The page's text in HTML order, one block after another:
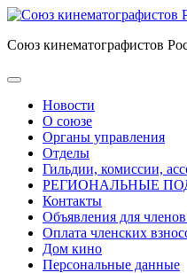
Союз кинематографистов
Новости
О союзе
Органы управления
Отделы
Гильдии, комиссии,
РЕГИОНАЛЬНЫЕ
Контакты
Объявления для
Оплата членских
Дом кино
Персональные данные